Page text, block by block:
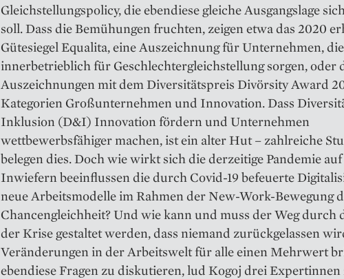
Gleichstellungspolicy, die ebendiese gleiche Ausgangslage
soll. Dass die Bemühungen fruchten, zeigen etwa das 2020
Gütesiegel Equalita, eine Auszeichnung für Unternehmen, die
innerbetrieblich für Geschlechtergleichstellung sorgen, oder
Auszeichnungen mit dem Diversitätspreis Divörsity Award
Kategorien Großunternehmen und Innovation. Dass
Inklusion (D&I) Innovation fördern und Unternehmen
wettbewerbsfähiger machen, ist ein alter Hut – zahlreiche
belegen dies. Doch wie wirkt sich die derzeitige Pandemie
Inwiefern beeinflussen die durch Covid-19 befeuerte
neue Arbeitsmodelle im Rahmen der New-Work-Bewegung
Chancengleichheit? Und wie kann und muss der Weg durch
der Krise gestaltet werden, dass niemand zurückgelassen
Veränderungen in der Arbeitswelt für alle einen Mehrwert
ebendiese Fragen zu diskutieren, lud Kogoj drei Expertinnen